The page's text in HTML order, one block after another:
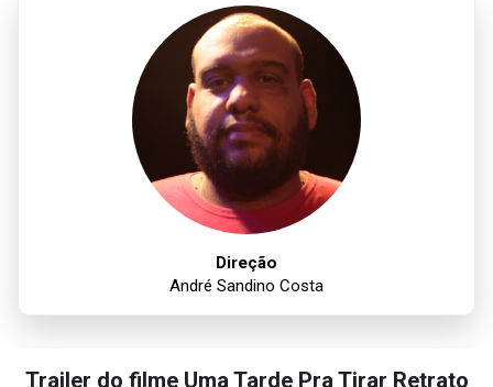
Direção
André Sandino Costa
Trailer do filme Uma Tarde Pra Tirar Retrato